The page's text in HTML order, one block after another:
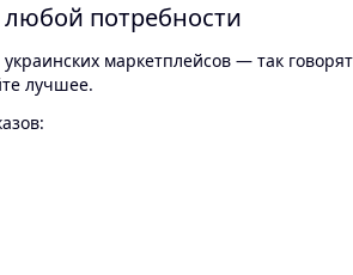
потребности
маркетплейсов — так
лучшее.